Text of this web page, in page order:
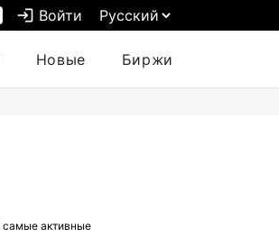
login Войти
Новые Биржи
самые активные